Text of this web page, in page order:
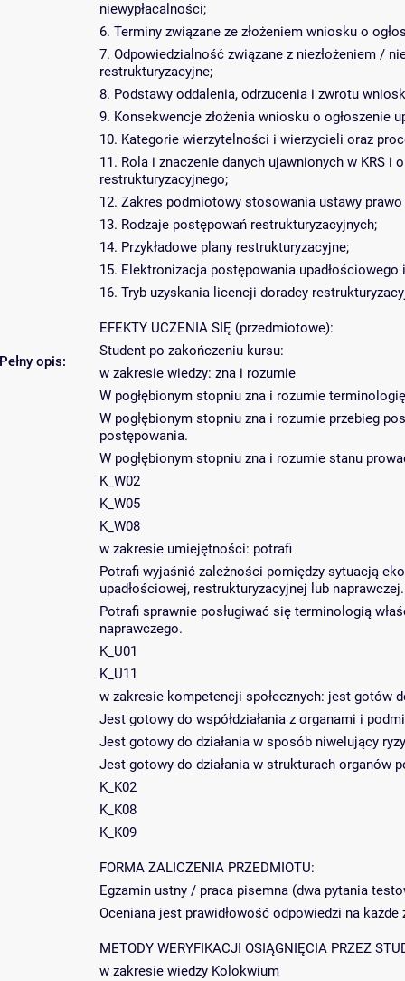
Pełny opis:
niewypłacalności;
6. Terminy związane ze złożeniem wniosku o
7. Odpowiedzialność związane z niezłożeniem /
restrukturyzacyjne;
8. Podstawy oddalenia, odrzucenia i zwrotu
9. Konsekwencje złożenia wniosku o ogłoszenie
10. Kategorie wierzytelności i wierzycieli oraz
11. Rola i znaczenie danych ujawnionych w KRS
restrukturyzacyjnego;
12. Zakres podmiotowy stosowania ustawy
13. Rodzaje postępowań restrukturyzacyjnych;
14. Przykładowe plany restrukturyzacyjne;
15. Elektronizacja postępowania
16. Tryb uzyskania licencji doradcy
EFEKTY UCZENIA SIĘ (przedmiotowe):
Student po zakończeniu kursu:
w zakresie wiedzy: zna i rozumie
W pogłębionym stopniu zna i rozumie
W pogłębionym stopniu zna i rozumie przebieg
postępowania.
W pogłębionym stopniu zna i rozumie stanu
K_W02
K_W05
K_W08
w zakresie umiejętności: potrafi
Potrafi wyjaśnić zależności pomiędzy sytuacją
upadłościowej, restrukturyzacyjnej lub naprawczej.
Potrafi sprawnie posługiwać się terminologią
naprawczego.
K_U01
K_U11
w zakresie kompetencji społecznych: jest gotów
Jest gotowy do współdziałania z organami i
Jest gotowy do działania w sposób niwelujący
Jest gotowy do działania w strukturach organów
K_K02
K_K08
K_K09
FORMA ZALICZENIA PRZEDMIOTU:
Egzamin ustny / praca pisemna (dwa pytania
Oceniana jest prawidłowość odpowiedzi na każde
METODY WERYFIKACJI OSIĄGNIĘCIA PRZEZ
w zakresie wiedzy Kolokwium